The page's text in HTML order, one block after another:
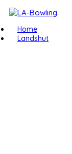
Home
Landshut